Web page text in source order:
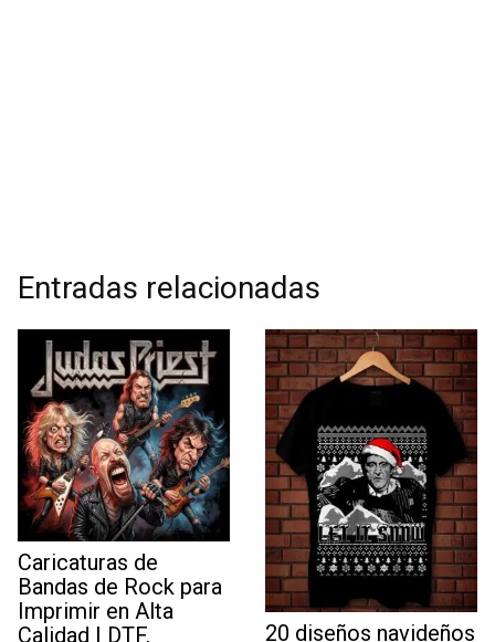
Entradas relacionadas
Caricaturas de
Bandas de Rock para
Imprimir en Alta
Calidad | DTF,
20 diseños navideños